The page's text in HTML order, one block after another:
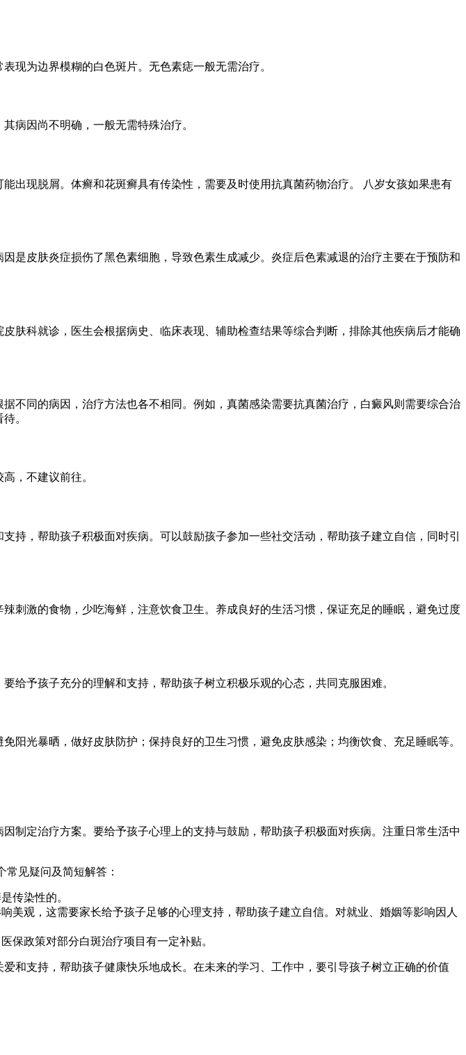
现为边界模糊的白色斑片。无色素痣一般无需治疗。
病因尚不明确，一般无需特殊治疗。
出现脱屑。体癣和花斑癣具有传染性，需要及时使用抗真菌药物治疗。 八岁女孩如果患有
是皮肤炎症损伤了黑色素细胞，导致色素生成减少。炎症后色素减退的治疗主要在于预防和
肤科就诊，医生会根据病史、临床表现、辅助检查结果等综合判断，排除其他疾病后才能确
不同的病因，治疗方法也各不相同。例如，真菌感染需要抗真菌治疗，白癜风则需要综合治
。
，不建议前往。
，帮助孩子积极面对疾病。可以鼓励孩子参加一些社交活动，帮助孩子建立自信，同时引
刺激的食物，少吃海鲜，注意饮食卫生。养成良好的生活习惯，保证充足的睡眠，避免过度
给予孩子充分的理解和支持，帮助孩子树立积极乐观的心态，共同克服困难。
阳光暴晒，做好皮肤防护；保持良好的卫生习惯，避免皮肤感染；均衡饮食、充足睡眠等。
制定治疗方案。要给予孩子心理上的支持与鼓励，帮助孩子积极面对疾病。注重日常生活中
见疑问及简短解答：
传染性的。
美观，这需要家长给予孩子足够的心理支持，帮助孩子建立自信。对就业、婚姻等影响因人
保政策对部分白斑治疗项目有一定补贴。
和支持，帮助孩子健康快乐地成长。在未来的学习、工作中，要引导孩子树立正确的价值